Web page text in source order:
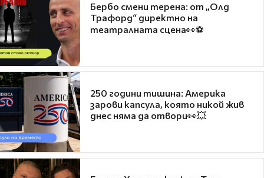
Бербо смени терена: от „Олд
Трафорд“ директно на
театралната сцена👀⚽
250 години тишина: Америка
зарови капсула, която никой жив
днес няма да отвори👀💥